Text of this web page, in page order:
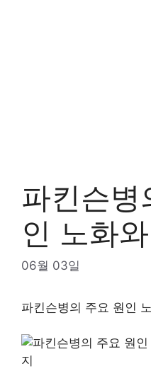
파킨슨병
인 노화
06월 03일
파킨슨병의 주요 원인